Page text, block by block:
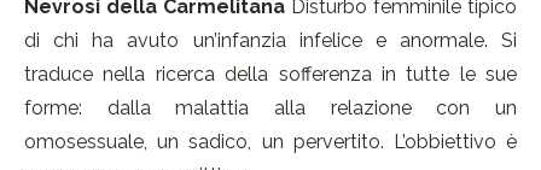
Nevrosi della Carmelitana Disturbo femminile tipico
di chi ha avuto un’infanzia infelice e anormale. Si
traduce nella ricerca della sofferenza in tutte le sue
forme: dalla malattia alla relazione con un
omosessuale, un sadico, un pervertito. L’obbiettivo è